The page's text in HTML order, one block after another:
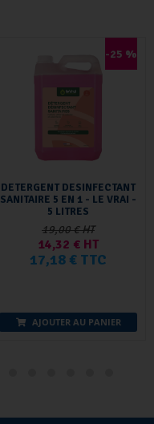
-25 %
DETERGENT DESINFECTANT
SANITAIRE 5 EN 1 - LE VRAI -
5 LITRES
19,00 € HT
14,32 € HT
17,18 € TTC
AJOUTER AU PANIER